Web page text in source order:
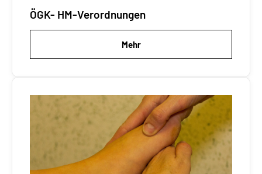
ÖGK- HM-Verordnungen
Mehr